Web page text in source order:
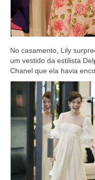
No casamento, Lily
um vestido da estilista
Chanel que ela havia